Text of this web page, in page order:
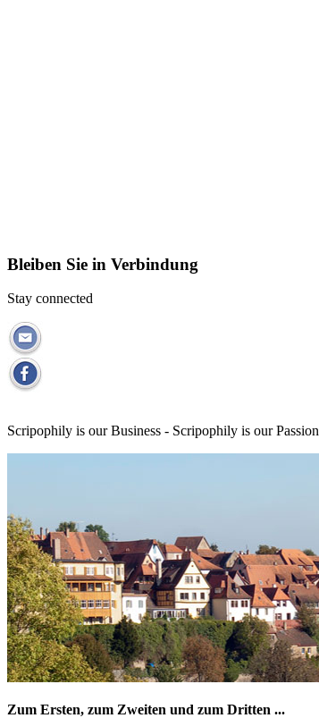
Bleiben Sie in Verbindung
Stay connected
Scripophily is our Business - Scripophily is our Passion
Zum Ersten, zum Zweiten und zum Dritten ...